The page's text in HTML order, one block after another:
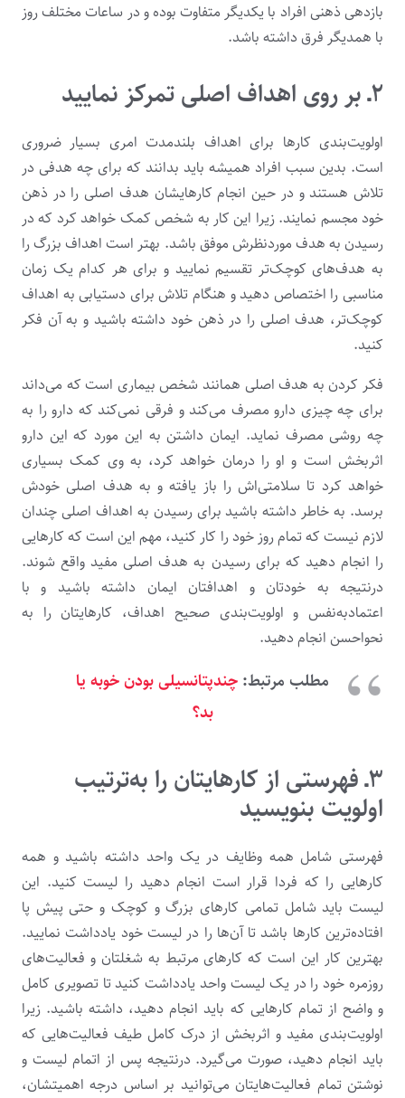
بازدهی ذهنی افراد با یکدیگر متفاوت بوده و در ساعات مختلف روز
با همدیگر فرق داشته باشد.
۲ـ بر روی اهداف اصلی تمرکز نمایید
اولویت‌بندی کارها برای اهداف بلندمدت امری بسیار ضروری
است. بدین سبب افراد همیشه باید بدانند که برای چه هدفی در
تلاش هستند و در حین انجام کارهایشان هدف اصلی را در ذهن
خود مجسم نمایند. زیرا این کار به شخص کمک خواهد کرد که در
رسیدن به هدف موردنظرش موفق باشد. بهتر است اهداف بزرگ را
به هدف‌های کوچک‌تر تقسیم نمایید و برای هر کدام یک زمان
مناسبی را اختصاص دهید و هنگام تلاش برای دستیابی به اهداف
کوچک‌تر، هدف اصلی را در ذهن خود داشته باشید و به آن فکر
کنید.
فکر کردن به هدف اصلی همانند شخص بیماری است که می‌داند
برای چه چیزی دارو مصرف می‌کند و فرقی نمی‌کند که دارو را به
چه روشی مصرف نماید. ایمان داشتن به این‌ مورد که این دارو
اثربخش است و او را درمان خواهد کرد، به وی کمک بسیاری
خواهد کرد تا سلامتی‌اش را باز یافته و به هدف اصلی خودش
برسد. به خاطر داشته باشید برای رسیدن به اهداف اصلی چندان
لازم نیست که تمام روز خود را کار کنید، مهم این است که کارهایی
را انجام دهید که برای رسیدن به هدف اصلی مفید واقع شوند.
درنتیجه به خودتان و اهدافتان ایمان داشته باشید و با
اعتمادبه‌نفس و اولویت‌بندی صحیح اهداف، کارهایتان را به
نحواحسن انجام دهید.
مطلب مرتبط: چندپتانسیلی بودن خوبه یا
بد؟
۳ـ فهرستی از کارهایتان را به‌ترتیب
اولویت بنویسید
فهرستی شامل همه وظایف در یک واحد داشته باشید و همه
کارهایی را که فردا قرار است انجام دهید را لیست کنید. این
لیست باید شامل تمامی کارهای بزرگ و کوچک و حتی پیش پا
افتاده‌ترین کارها باشد تا آن‌ها را در لیست خود یادداشت نمایید.
بهترین کار این است که کارهای مرتبط به شغلتان و فعالیت‌های
روزمره خود را در یک لیست واحد یادداشت کنید تا تصویری کامل
و واضح از تمام کارهایی که باید انجام دهید، داشته باشید. زیرا
اولویت‌بندی مفید و اثربخش از درک کامل طیف فعالیت‌هایی که
باید انجام دهید، صورت می‌گیرد. درنتیجه پس از اتمام لیست و
نوشتن تمام فعالیت‌هایتان می‌توانید بر اساس درجه اهمیتشان،